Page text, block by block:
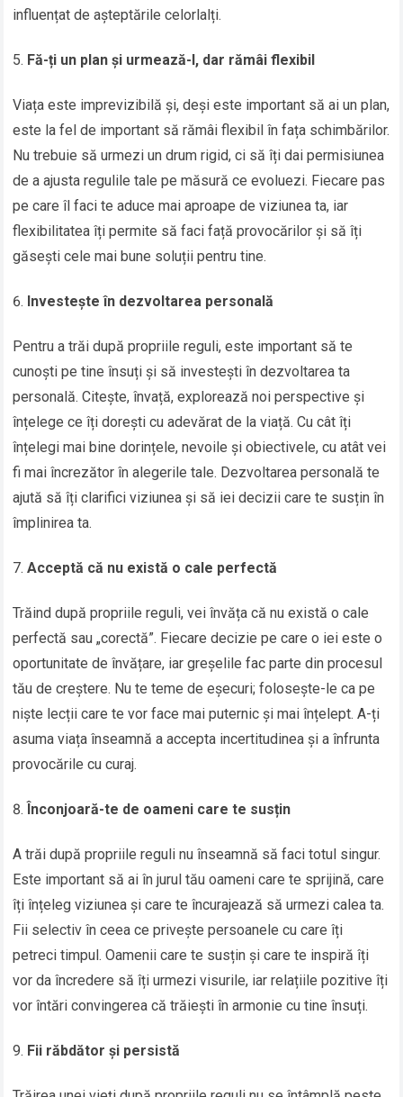
influențat de așteptările celorlalți.
Fă-ți un plan și urmează-l, dar rămâi flexibil
Viața este imprevizibilă și, deși este important să ai un plan,
este la fel de important să rămâi flexibil în fața schimbărilor.
Nu trebuie să urmezi un drum rigid, ci să îți dai permisiunea
de a ajusta regulile tale pe măsură ce evoluezi. Fiecare pas
pe care îl faci te aduce mai aproape de viziunea ta, iar
flexibilitatea îți permite să faci față provocărilor și să îți
găsești cele mai bune soluții pentru tine.
Investește în dezvoltarea personală
Pentru a trăi după propriile reguli, este important să te
cunoști pe tine însuți și să investești în dezvoltarea ta
personală. Citește, învață, explorează noi perspective și
înțelege ce îți dorești cu adevărat de la viață. Cu cât îți
înțelegi mai bine dorințele, nevoile și obiectivele, cu atât vei
fi mai încrezător în alegerile tale. Dezvoltarea personală te
ajută să îți clarifici viziunea și să iei decizii care te susțin în
împlinirea ta.
Acceptă că nu există o cale perfectă
Trăind după propriile reguli, vei învăța că nu există o cale
perfectă sau „corectă”. Fiecare decizie pe care o iei este o
oportunitate de învățare, iar greșelile fac parte din procesul
tău de creștere. Nu te teme de eșecuri; folosește-le ca pe
niște lecții care te vor face mai puternic și mai înțelept. A-ți
asuma viața înseamnă a accepta incertitudinea și a înfrunta
provocările cu curaj.
Înconjoară-te de oameni care te susțin
A trăi după propriile reguli nu înseamnă să faci totul singur.
Este important să ai în jurul tău oameni care te sprijină, care
îți înțeleg viziunea și care te încurajează să urmezi calea ta.
Fii selectiv în ceea ce privește persoanele cu care îți
petreci timpul. Oamenii care te susțin și care te inspiră îți
vor da încredere să îți urmezi visurile, iar relațiile pozitive îți
vor întări convingerea că trăiești în armonie cu tine însuți.
Fii răbdător și persistă